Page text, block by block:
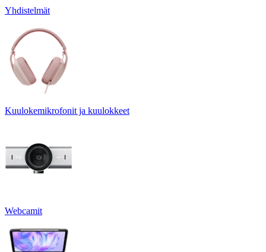
Yhdistelmät
Kuulokemikrofonit ja kuulokkeet
Webcamit